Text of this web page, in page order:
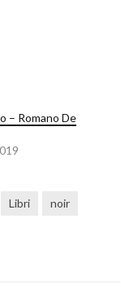
– Romano De
Libri
noir